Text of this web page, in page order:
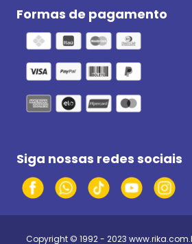
Formas de pagamento
Siga nossas redes sociais
Copyright © 1992 - 2023